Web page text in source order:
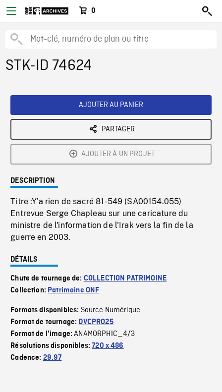
0
STK-ID 74624
AJOUTER AU PANIER
PARTAGER
AJOUTER À UN PROJET
DESCRIPTION
Titre :Y'a rien de sacré 81-549 (SA00154.055)
Entrevue Serge Chapleau sur une caricature du
ministre de l'information de l'Irak vers la fin de la
guerre en 2003.
DÉTAILS
Chute de tournage de: COLLECTION PATRIMOINE
Collection: Patrimoine ONF
Formats disponibles: Source Numérique
Format de tournage: DVCPRO25
Format de l'image:ANAMORPHIC_4/3
Résolutions disponibles:720 x 486
Cadence: 29.97